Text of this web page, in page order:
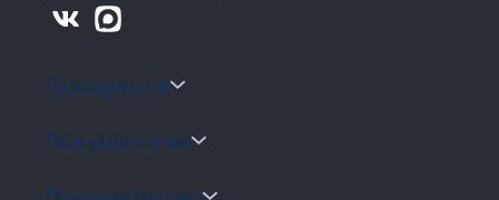
Продукция
Покупателям